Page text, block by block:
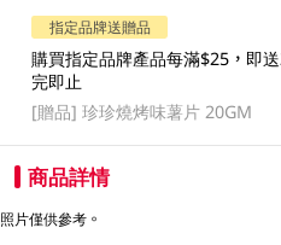
指定品牌送贈品
購買指定品牌產品每滿$25，即
完即止
[贈品]珍珍燒烤味薯片 20GM
商品詳情
照片僅供參考。